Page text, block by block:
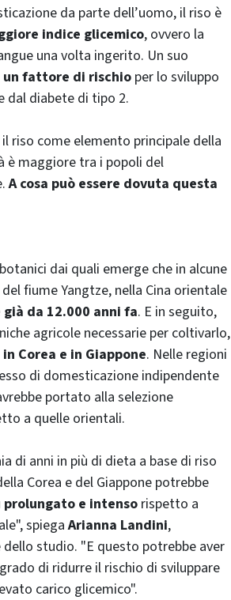
da parte dell’uomo, il riso è
indice glicemico, ovvero la
una volta ingerito. Un suo
un fattore di rischio per lo sviluppo
dal diabete di tipo 2.
riso come elemento principale della
è maggiore tra i popoli del
A cosa può essere dovuta questa
dai quali emerge che in alcune
fiume Yangtze, nella Cina orientale
da 12.000 anni fa. E in seguito,
agricole necessarie per coltivarlo,
Corea e in Giappone. Nelle regioni
di domesticazione indipendente
portato alla selezione
a quelle orientali.
di anni in più di dieta a base di riso
Corea e del Giappone potrebbe
e intensorispetto a
spiegaArianna Landini,
studio. "E questo potrebbe aver
di ridurre il rischio di sviluppare
carico glicemico".